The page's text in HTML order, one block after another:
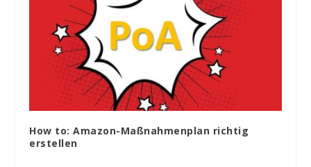
How to: Amazon-Maßnahmenplan richtig
erstellen